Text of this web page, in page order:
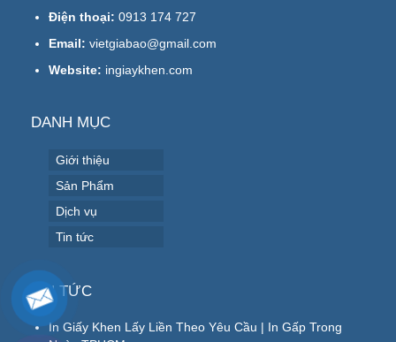
Điện thoại: 0913 174 727
Email: vietgiabao@gmail.com
Website: ingiaykhen.com
DANH MỤC
Giới thiệu
Sản Phẩm
Dịch vụ
Tin tức
TIN TỨC
In Giấy Khen Lấy Liền Theo Yêu Cầu | In Gấp Trong